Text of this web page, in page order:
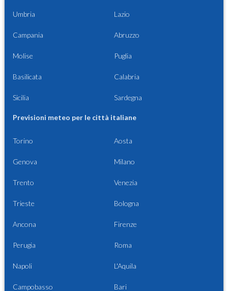
Umbria Lazio
Campania Abruzzo
Molise Puglia
Basilicata Calabria
Sicilia Sardegna
Previsioni meteo per le città italiane
Torino Aosta
Genova Milano
Trento Venezia
Trieste Bologna
Ancona Firenze
Perugia Roma
Napoli L'Aquila
Campobasso Bari